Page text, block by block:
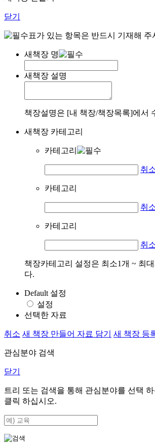
닫기
표가 있는 항목은 반드시 기재해 주
새책장 명
새책장 설명
책장설명은 [내 책장/책장목록]에서
새책장 카테고리
카테고리
취
카테고리
취
카테고리
취
책장카테고리 설정은 최소1개 ~ 최
다.
Default 설정
설정
선택한 자료
취소 새 책장 만들어 자료 담기 새 책장 등
관심분야 검색
닫기
트리 또는 검색을 통해 관심분야를 선택
클릭 하십시오.